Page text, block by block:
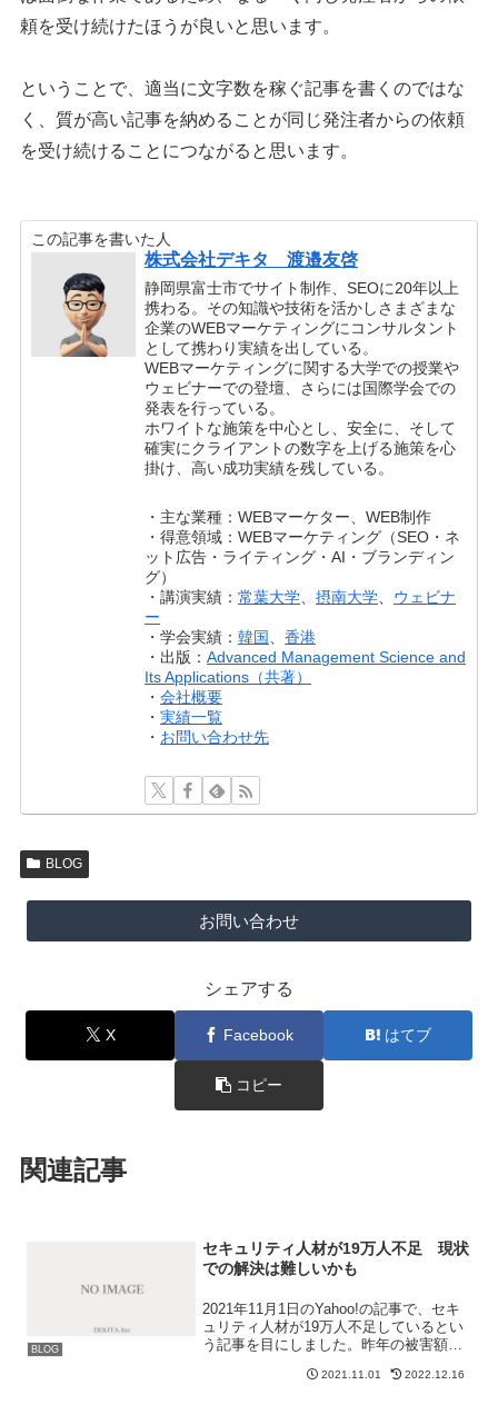
頼を受け続けたほうが良いと思います。
ということで、適当に文字数を稼ぐ記事を書くのではな
く、質が高い記事を納めることが同じ発注者からの依頼
を受け続けることにつながると思います。
この記事を書いた人
株式会社デキタ 渡邉友啓
静岡県富士市でサイト制作、SEOに20年以上
携わる。その知識や技術を活かしさまざまな
企業のWEBマーケティングにコンサルタント
として携わり実績を出している。
WEBマーケティングに関する大学での授業や
ウェビナーでの登壇、さらには国際学会での
発表を行っている。
ホワイトな施策を中心とし、安全に、そして
確実にクライアントの数字を上げる施策を心
掛け、高い成功実績を残している。
・主な業種：WEBマーケター、WEB制作
・得意領域：WEBマーケティング（SEO・ネ
ット広告・ライティング・AI・ブランディン
グ）
・講演実績：常葉大学、摂南大学、 ウェビナ
ー
・学会実績：韓国、香港
・出版：Advanced Management Science and
Its Applications（共著）
・会社概要
・実績一覧
・ お問い合わせ先
BLOG
お問い合わせ
シェアする
X Facebook はてブ
コピー
関連記事
BLOG
セキュリティ人材が19万人不足 現状
での解決は難しいかも
2021年11月1日のYahoo!の記事で、セキ
ュリティ人材が19万人不足しているとい
う記事を目にしました。昨年の被害額
遅れている日本の人材育成セキュリティ
2021.11.01 2022.12.16